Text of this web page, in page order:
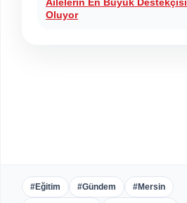
Oluyor
#Eğitim #Gündem #Mersin